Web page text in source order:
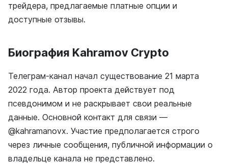
трейдера, предлагаемые платные опции и
доступные отзывы.
Биография Kahramov Crypto
Телеграм-канал начал существование 21 марта
2022 года. Автор проекта действует под
псевдонимом и не раскрывает свои реальные
данные. Основной контакт для связи —
@kahramanovx. Участие предполагается строго
через личные сообщения, публичной информации о
владельце канала не представлено.